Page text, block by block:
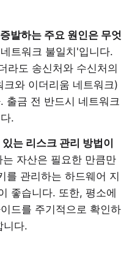
발하는 주요 원인은 무엇
트워크 불일치'입니다.
라도 송신처와 수신처의
와 이더리움 네트워크)
출금 전 반드시 네트워크
.
는 리스크 관리 방법이
자산은 필요한 만큼만
를 관리하는 하드웨어 지
좋습니다. 또한, 평소에
드를 주기적으로 확인하
니다.